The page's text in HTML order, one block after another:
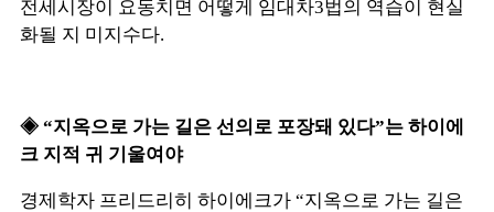
전세시장이 요동치면 어떻게 임대차3법의 역습이 현실
화될 지 미지수다.
◈ “지옥으로 가는 길은 선의로 포장돼 있다”는 하이에
크 지적 귀 기울여야
경제학자 프리드리히 하이에크가 “지옥으로 가는 길은